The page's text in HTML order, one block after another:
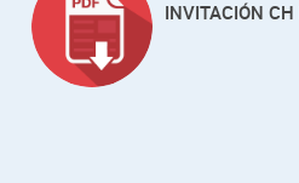
INVITACIÓN CH